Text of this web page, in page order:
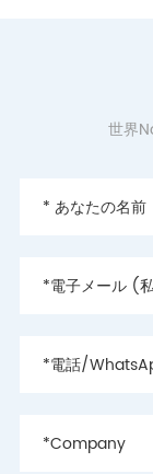
世界